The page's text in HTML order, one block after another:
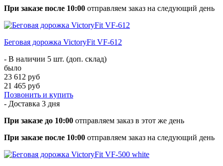
При заказе после 10:00 отправляем заказ на следующий день
Беговая дорожка VictoryFit VF-612
- В наличии 5 шт. (доп. склад)
было
23 612 руб
21 465 руб
Позвонить и купить
- Доставка 3 дня
При заказе до 10:00 отправляем заказ в этот же день
При заказе после 10:00 отправляем заказ на следующий день